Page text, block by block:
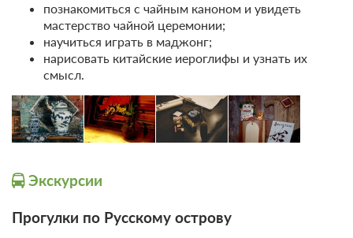
20 фото
двуспальной кроватью
(очередей нет).
познакомиться с чайным каноном и увидеть
мастерство чайной церемонии;
научиться играть в маджонг;
нарисовать китайские иероглифы и узнать их
смысл.
Экскурсии
Прогулки по Русскому острову